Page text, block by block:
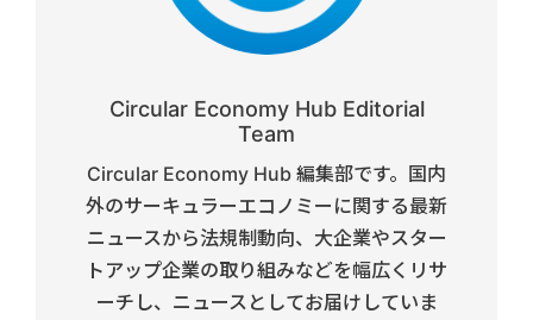
Circular Economy Hub Editorial
Team
Circular Economy Hub 編集部です。国内
外のサーキュラーエコノミーに関する最新
ニュースから法規制動向、大企業やスター
トアップ企業の取り組みなどを幅広くリサ
ーチし、ニュースとしてお届けしていま